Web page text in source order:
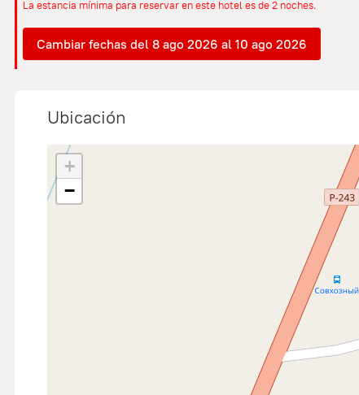
La estancia mínima para reservar en este hotel es de 2 noches.
Cambiar fechas del 8 ago 2026 al 10 ago 2026
Ubicación
+
−